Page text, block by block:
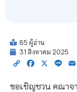
85 ผู้อ่าน
31 สิงหาคม 2025
Copy Facebook
X Line
ขอเชิญชวน คณาจ